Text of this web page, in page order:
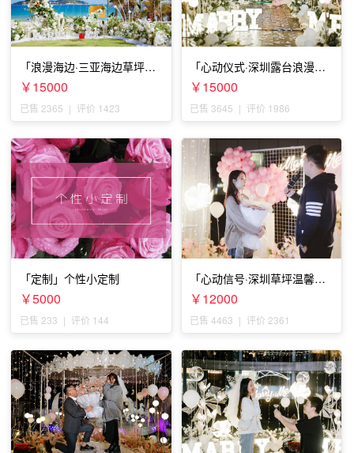
「浪漫海边·三亚海边草坪浪
漫求婚」
￥15000
已售 2365 | 评价 1423
「心动仪式·深圳露台浪漫求
婚」
￥15000
已售 3645 | 评价 1986
「定制」个性小定制
￥5000
已售 233 | 评价 144
「心动信号·深圳草坪温馨求
婚」
￥12000
已售 4463 | 评价 2361